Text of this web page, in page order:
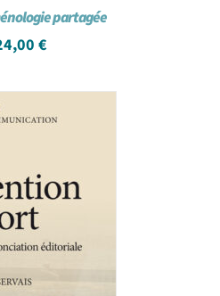
partagée
€